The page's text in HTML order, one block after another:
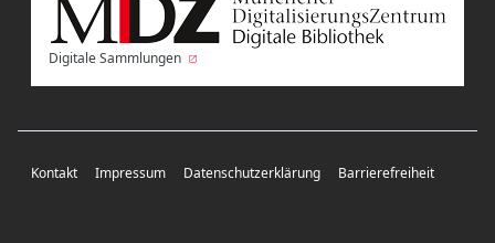
Digitale Sammlungen
Kontakt Impressum Datenschutzerklärung Barrierefreiheit